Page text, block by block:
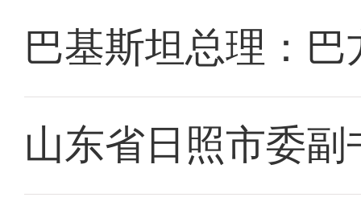
巴基斯坦总理：
山东省日照市委